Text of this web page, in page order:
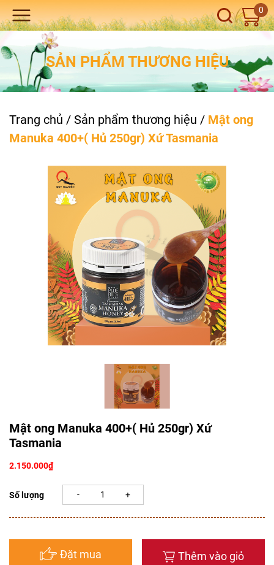
0
SẢN PHẨM THƯƠNG HIỆU
Trang chủ / Sản phẩm thương hiệu / Mật ong
Manuka 400+( Hủ 250gr) Xứ Tasmania
Mật ong Manuka 400+( Hủ 250gr) Xứ
Tasmania
2.150.000₫
Số lượng
Đặt mua Thêm vào giỏ